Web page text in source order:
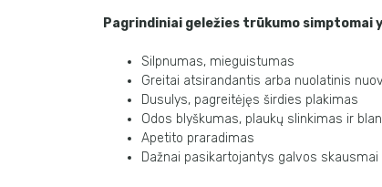
Pagrindiniai geležies trūkumo simptomai
Silpnumas, mieguistumas
Greitai atsirandantis arba nuolatinis
Dusulys, pagreitėjęs širdies plakimas
Odos blyškumas, plaukų slinkimas ir
Apetito praradimas
Dažnai pasikartojantys galvos skausmai